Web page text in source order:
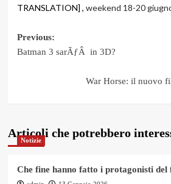
TRANSLATION] , weekend 18-20
Post
Previous:
Batman 3 sarÃƒÂ in 3D?
War Horse: il nuovo
Articoli che potrebbero
Notizie
Che fine hanno fatto i protagonisti